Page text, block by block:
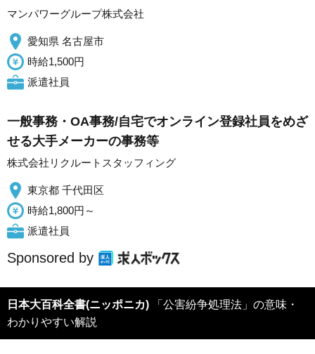
マンパワーグループ株式会社
愛知県 名古屋市
時給1,500円
派遣社員
一般事務・OA事務/自宅でオンライン登録社員をめざ
せる大手メーカーの事務等
株式会社リクルートスタッフィング
東京都 千代田区
時給1,800円～
派遣社員
Sponsored by
日本大百科全書(ニッポニカ) 「公害紛争処理法」の意味・
わかりやすい解説